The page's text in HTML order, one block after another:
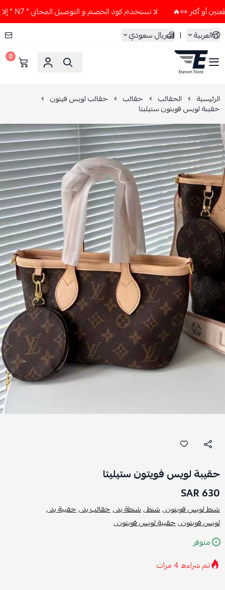
لا تستخدم كود الخصم و التوصيل المجاني " N7 " إلا إذا طلبت قطعتين أو أكثر 👀🔥
العربية
| ريال سعودي
ESEVEN STORE
0
الرئيسية الحقائب حقائب حقائب لويس فيتون
حقيبة لويس فويتون ستيليتا
حقيبة لويس فويتون ستيليتا
630 SAR
شنط لويس فويتون ,شنط ,شنطة يد ,حقائب يد ,حقيبة يد ,
لويس فويتون ,حقيبة لويس فويتون ,
متوفر
تم شراءه4 مرات